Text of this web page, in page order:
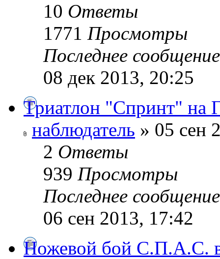
10 Ответы
1771 Просмотры
Последнее
08 дек 2013, 20:25
Триатлон "Спринт" на
наблюдатель » 05 сен
2 Ответы
939 Просмотры
Последнее
06 сен 2013, 17:42
Ножевой бой С.П.А.С. в